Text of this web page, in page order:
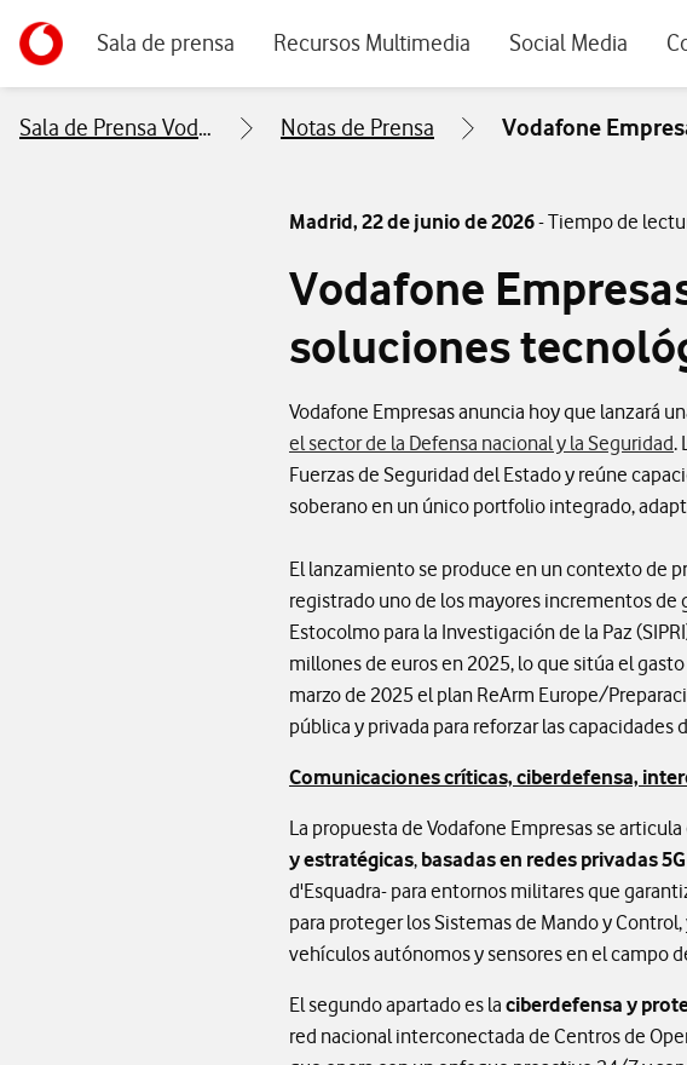
Ir a la pagina principal de vodafone.es
Sala de prensa Recursos Multimedia Social Media
Sala de Prensa Vodafone Notas de Prensa Vodafone
Madrid, 22 de junio de 2026- Tiempo de
Vodafone
soluciones
Vodafone Empresas anuncia hoy que lanzará
el sector de la Defensa nacional y la Seguridad.
Fuerzas de Seguridad del Estado y reúne
soberano en un único portfolio integrado,
El lanzamiento se produce en un contexto de
registrado uno de los mayores incrementos
Estocolmo para la Investigación de la Paz
millones de euros en 2025, lo que sitúa el
marzo de 2025 el plan ReArm Europe/
pública y privada para reforzar las
Comunicaciones críticas, ciberdefensa,
La propuesta de Vodafone Empresas se
y estratégicas, basadas en redes privadas 5G
d'Esquadra- para entornos militares que
para proteger los Sistemas de Mando y
vehículos autónomos y sensores en el campo
El segundo apartado es la ciberdefensa y
red nacional interconectada de Centros de